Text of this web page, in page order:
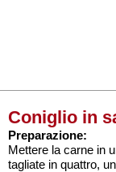
Coniglio in
Preparazione:
Mettere la carne in
tagliate in quattro,